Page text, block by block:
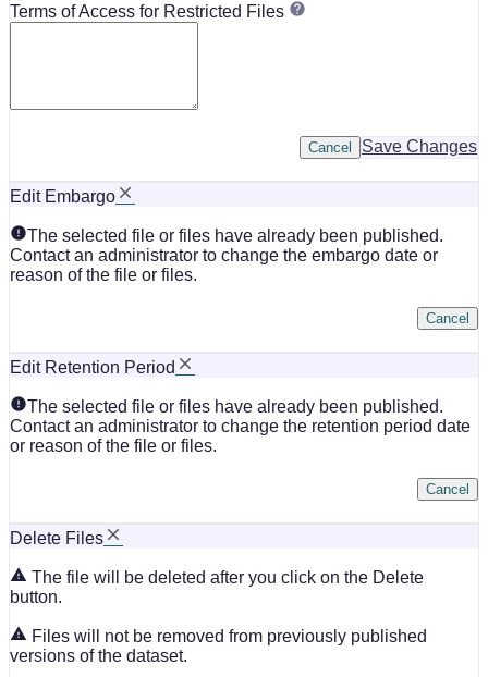
Terms of Access for Restricted Files
Save Changes
Cancel
Edit Embargo
The selected file or files have already been published.
Contact an administrator to change the embargo date or
reason of the file or files.
Cancel
Edit Retention Period
The selected file or files have already been published.
Contact an administrator to change the retention period date
or reason of the file or files.
Cancel
Delete Files
The file will be deleted after you click on the Delete
button.
Files will not be removed from previously published
versions of the dataset.